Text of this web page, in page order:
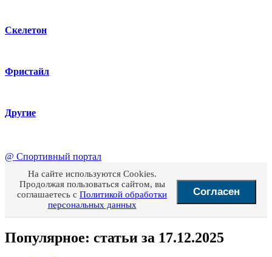
Скелетон
Фристайл
Другие
@ Спортивный портал
На сайте используются Cookies.
Продолжая пользоваться сайтом, вы
соглашаетесь с Политикой обработки
персональных данных
Согласен
Популярное: статьи за 17.12.2025